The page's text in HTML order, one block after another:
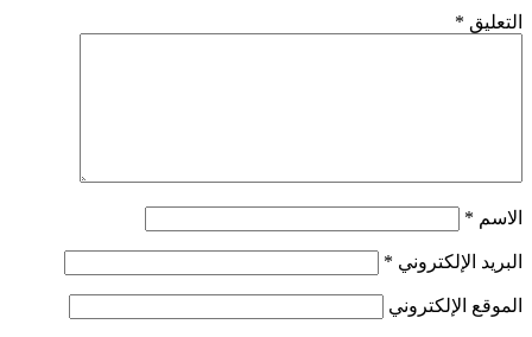
التعليق *
الاسم *
البريد الإلكتروني *
الموقع الإلكتروني